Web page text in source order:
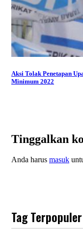
Aksi Tolak Penetapan
Minimum 2022
Tinggalkan
Anda harus masuk
Tag Terpopuler